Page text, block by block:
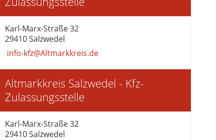
Karl-Marx-Straße 32
29410 Salzwedel
info-kfz@Altmarkkreis.de
Altmarkkreis Salzwedel - Kfz-
Zulassungsstelle
Karl-Marx-Straße 32
29410 Salzwedel